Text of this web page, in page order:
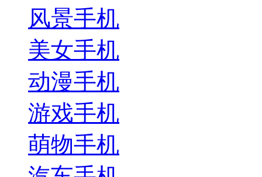
风景手机
美女手机
动漫手机
游戏手机
萌物手机